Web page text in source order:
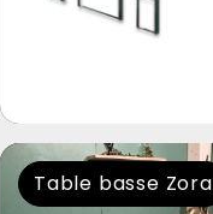
Table basse Zora